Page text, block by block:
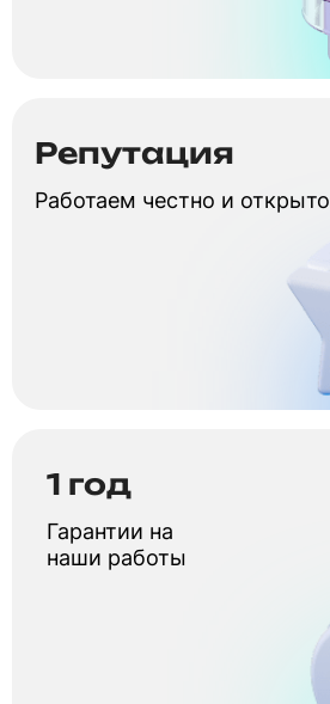
Репутация
Работаем честно и открыто
1 год
Гарантии на
наши работы